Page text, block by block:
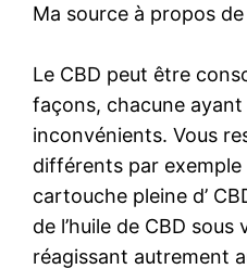
Ma source à propos de
Le CBD peut être
façons, chacune
inconvénients. Vous
différents par
cartouche pleine d’
de l’huile de CBD
réagissant autrement